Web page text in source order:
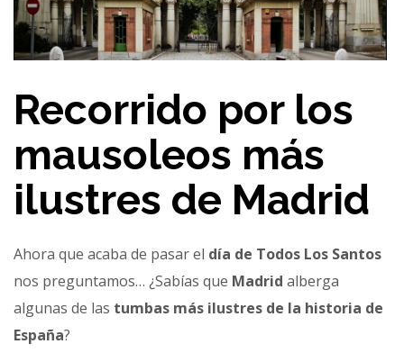
Recorrido por los
mausoleos más
ilustres de Madrid
Ahora que acaba de pasar el día de Todos Los Santos
nos preguntamos… ¿Sabías que Madrid alberga
algunas de las tumbas más ilustres de la historia de
España?